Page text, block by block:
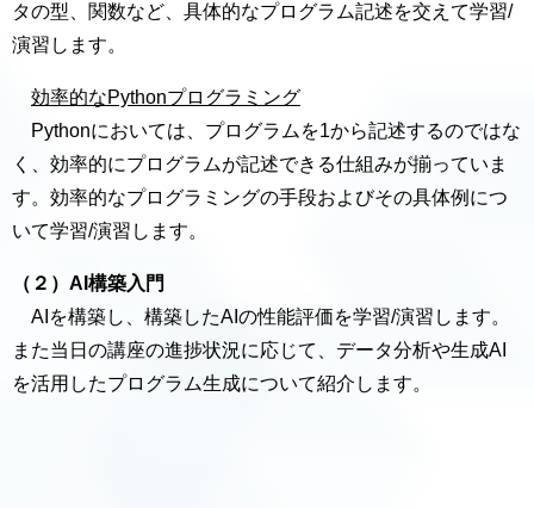
タの型、関数など、具体的なプログラム記述を交えて学習/
演習します。
効率的なPythonプログラミング
Pythonにおいては、プログラムを1から記述するのではな
く、効率的にプログラムが記述できる仕組みが揃っていま
す。効率的なプログラミングの手段およびその具体例につ
いて学習/演習します。
（２）AI構築入門
AIを構築し、構築したAIの性能評価を学習/演習します。
また当日の講座の進捗状況に応じて、データ分析や生成AI
を活用したプログラム生成について紹介します。